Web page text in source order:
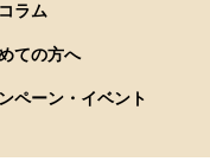
ラム
ての方へ
ペーン・イベント